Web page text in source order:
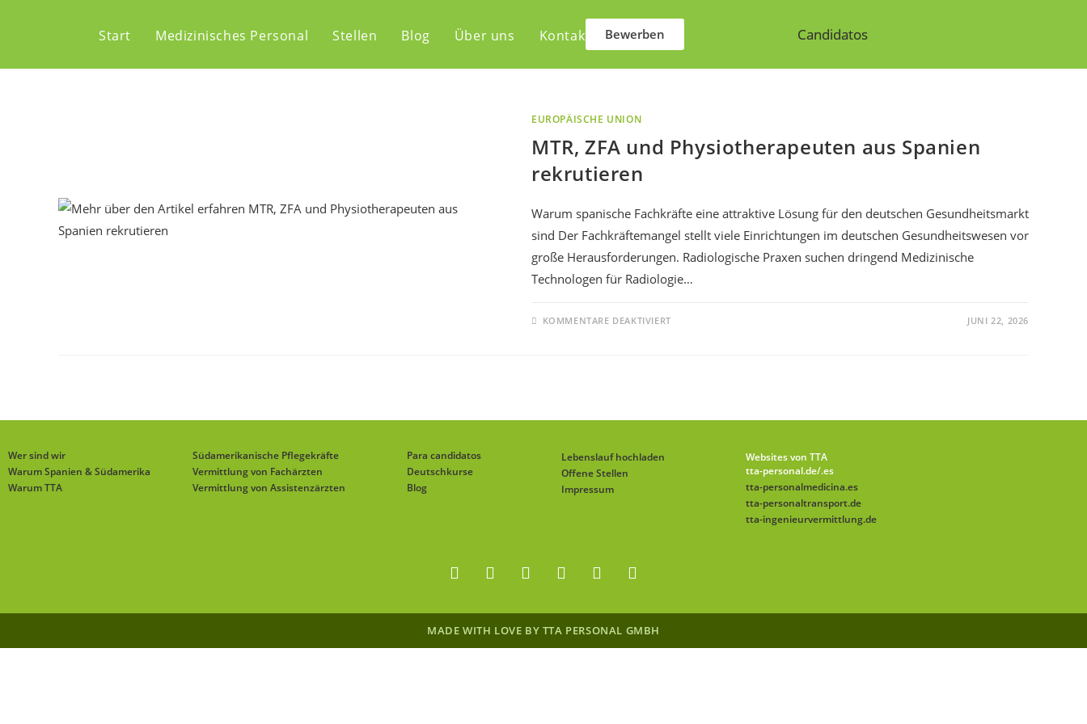
Start Medizinisches Personal Stellen Blog Über uns Kontakt Bewerben Candidatos
EUROPÄISCHE UNION
MTR, ZFA und Physiotherapeuten aus Spanien
rekrutieren
Warum spanische Fachkräfte eine attraktive Lösung für den deutschen Gesundheitsmarkt
sind Der Fachkräftemangel stellt viele Einrichtungen im deutschen Gesundheitswesen vor
große Herausforderungen. Radiologische Praxen suchen dringend Medizinische
Technologen für Radiologie…
KOMMENTARE DEAKTIVIERT JUNI 22, 2026
Wer sind wir
Warum Spanien & Südamerika
Warum TTA
Südamerikanische Pflegekräfte
Vermittlung von Fachärzten
Vermittlung von Assistenzärzten
Para candidatos
Deutschkurse
Blog
Lebenslauf hochladen
Offene Stellen
Impressum
Websites von TTA
tta-personal.de/.es
tta-personalmedicina.es
tta-personaltransport.de
tta-ingenieurvermittlung.de
MADE WITH LOVE BY TTA PERSONAL GMBH